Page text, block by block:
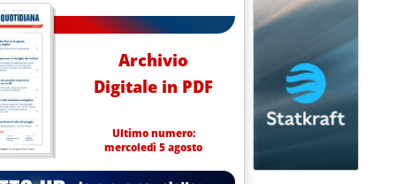
Archivio
Digitale in PDF
Ultimo numero:
mercoledì 5 agosto